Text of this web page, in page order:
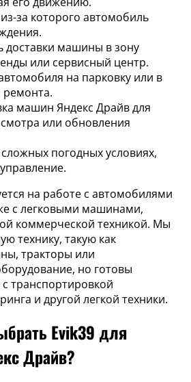
за которого автомобиль
доставки машины в зону
или сервисный центр.
на парковку или в
ремонта.
машин Яндекс Драйв для
или обновления
погодных условиях,
на работе с автомобилями
с легковыми машинами,
коммерческой техникой. Мы
технику, такую как
тракторы или
но готовы
транспортировкой
и другой легкой техники.
Evik39 для
Драйв?